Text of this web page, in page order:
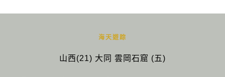
海天遊踪
山西(21) 大同 雲岡石窟 (五)